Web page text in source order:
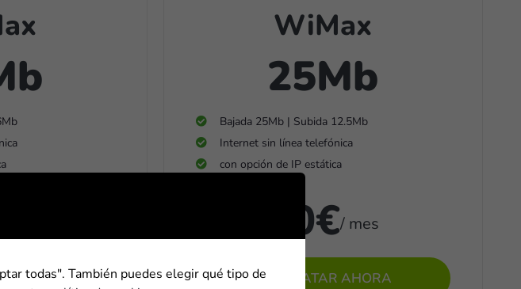
AHORA
WiMax
25Mb
Bajada 25Mb | Subida 12.5Mb
Internet sin línea telefónica
con opción de IP estática
30€/ mes
CONTRATAR AHORA
todas". También puedes elegir qué tipo de